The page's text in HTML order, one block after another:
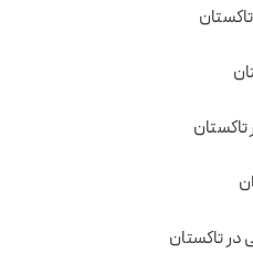
در تاکستان